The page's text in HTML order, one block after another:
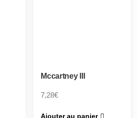
Mccartney III
7,28€
Ajouter au panier